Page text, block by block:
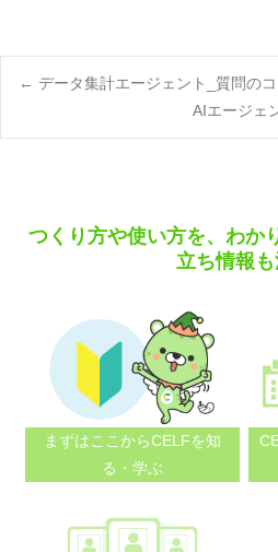
Post
← データ集計エージェント_質問の
AIエージェ
つくり方や使い方を、わか
立ち情報
まずはここからCELFを知
る・学ぶ